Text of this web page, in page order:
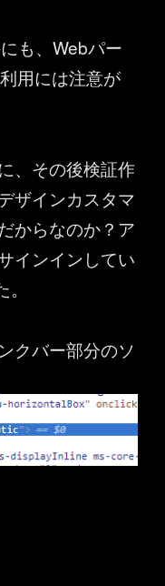
も、Webパー
用には注意が
、その後検証作
ザインカスタマ
からなのか？ア
インインしてい
クバー部分のソ